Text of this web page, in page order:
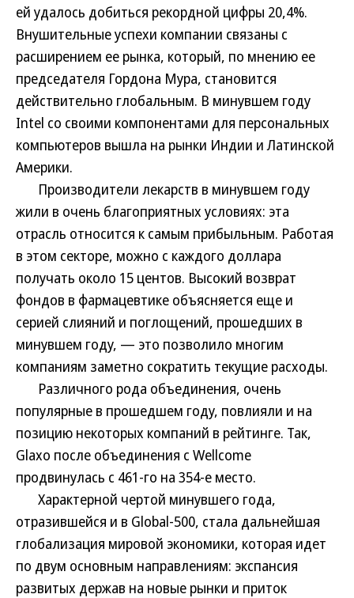
ей удалось добиться рекордной цифры 20,4%.
Внушительные успехи компании связаны с
расширением ее рынка, который, по мнению ее
председателя Гордона Мура, становится
действительно глобальным. В минувшем году
Intel со своими компонентами для персональных
компьютеров вышла на рынки Индии и Латинской
Америки.
Производители лекарств в минувшем году
жили в очень благоприятных условиях: эта
отрасль относится к самым прибыльным. Работая
в этом секторе, можно с каждого доллара
получать около 15 центов. Высокий возврат
фондов в фармацевтике объясняется еще и
серией слияний и поглощений, прошедших в
минувшем году, — это позволило многим
компаниям заметно сократить текущие расходы.
Различного рода объединения, очень
популярные в прошедшем году, повлияли и на
позицию некоторых компаний в рейтинге. Так,
Glaxo после объединения с Wellcome
продвинулась с 461-го на 354-е место.
Характерной чертой минувшего года,
отразившейся и в Global-500, стала дальнейшая
глобализация мировой экономики, которая идет
по двум основным направлениям: экспансия
развитых держав на новые рынки и приток